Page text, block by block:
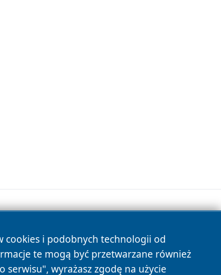
cookies i podobnych technologii od
te mogą być przetwarzane również
serwisu", wyrażasz zgodę na użycie